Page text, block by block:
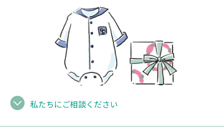
私たちにご相談ください